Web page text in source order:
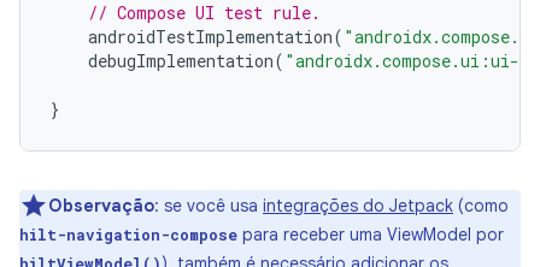
// Compose UI test rule.
androidTestImplementation(
debugImplementation( "androidx.compose.ui:ui-
}
Observação: se você usa integrações do Jetpack (como
hilt-navigation-compose para receber uma ViewModel por